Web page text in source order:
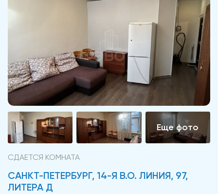
СДАЕТСЯ КОМНАТА
САНКТ-ПЕТЕРБУРГ, 14-Я В.О. ЛИНИЯ, 97,
ЛИТЕРА Д